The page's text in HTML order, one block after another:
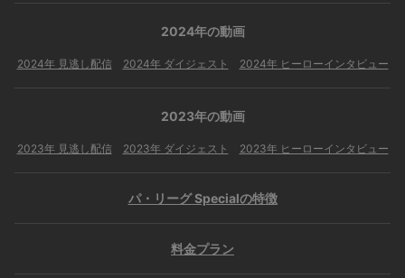
2024年の動画
2024年 見逃し配信 2024年 ダイジェスト 2024年 ヒーローインタビュー
2023年の動画
2023年 見逃し配信 2023年 ダイジェスト 2023年 ヒーローインタビュー
パ・リーグ Specialの特徴
料金プラン